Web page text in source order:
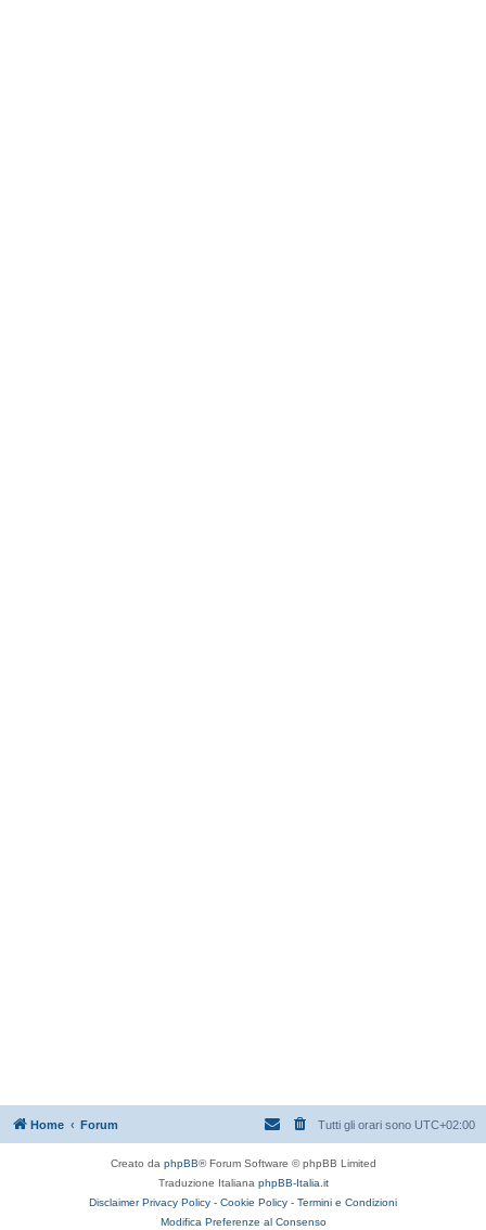
Home Forum Tutti gli orari sono UTC+02:00
Creato da phpBB® Forum Software © phpBB Limited
Traduzione Italiana phpBB-Italia.it
Disclaimer Privacy Policy - Cookie Policy - Termini e Condizioni
Modifica Preferenze al Consenso